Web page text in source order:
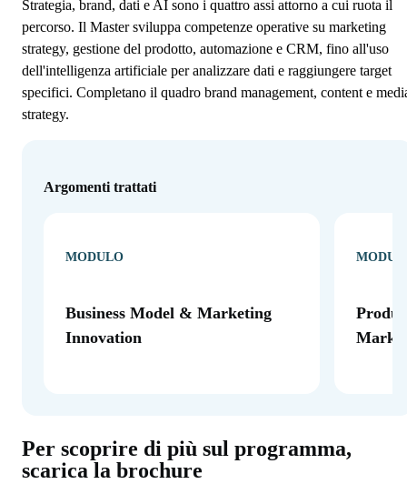
Strategia, brand, dati e AI sono i quattro assi attorno a cui ruota il
percorso. Il Master sviluppa competenze operative su marketing
strategy, gestione del prodotto, automazione e CRM, fino all'uso
dell'intelligenza artificiale per analizzare dati e raggiungere target
specifici. Completano il quadro brand management, content e
strategy.
Argomenti trattati
MODULO
Business Model & Marketing
Innovation
Per scoprire di più sul programma,
scarica la brochure